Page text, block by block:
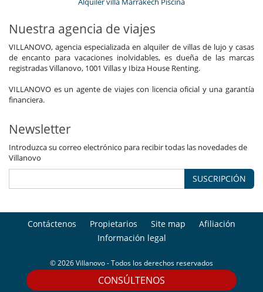
CONSÚLTENOS
Nuestra agencia de viajes
VILLANOVO, agencia especializada en alquiler de villas de lujo y casas
de encanto para vacaciones inolvidables, es dueña de las marcas
registradas Villanovo, 1001 Villas y Ibiza House Renting.
VILLANOVO es un agente de viajes con licencia oficial y una garantía
financiera.
Newsletter
Introduzca su correo electrónico para recibir todas las novedades de
Villanovo
SUSCRIPCIÓN
Contáctenos Propietarios Site map
Afiliación
Información legal
© 2026 Villanovo - Todos los derechos reservados